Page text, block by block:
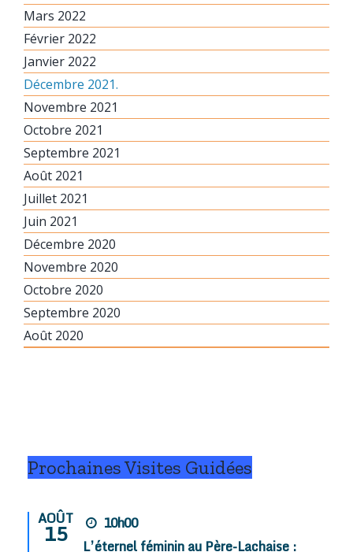
Mars 2022
Février 2022
Janvier 2022
Décembre 2021.
Novembre 2021
Octobre 2021
Septembre 2021
Août 2021
Juillet 2021
Juin 2021
Décembre 2020
Novembre 2020
Octobre 2020
Septembre 2020
Août 2020
Prochaines Visites Guidées
AOÛT
15
10h00
L’éternel féminin au Père-Lachaise :